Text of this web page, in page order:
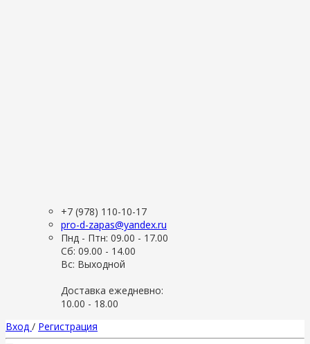
+7 (978) 110-10-17
pro-d-zapas@yandex.ru
Пнд - Птн: 09.00 - 17.00
Сб: 09.00 - 14.00
Вс: Выходной
Доставка ежедневно:
10.00 - 18.00
Вход / Регистрация